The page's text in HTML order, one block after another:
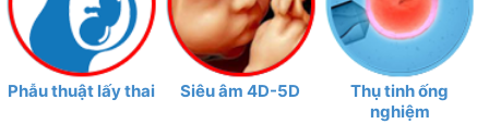
Phẫu thuật lấy thai Siêu âm 4D-5D
Thụ tinh ống
nghiệm